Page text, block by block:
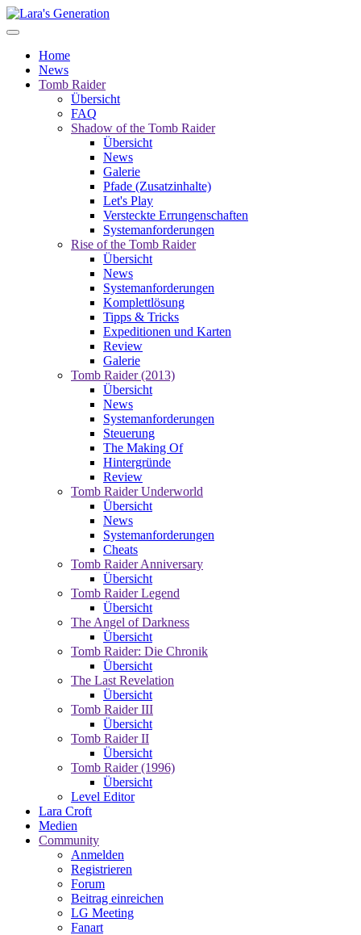
Home
News
Tomb Raider
Übersicht
FAQ
Shadow of the Tomb Raider
Übersicht
News
Galerie
Pfade (Zusatzinhalte)
Let's Play
Versteckte Errungenschaften
Systemanforderungen
Rise of the Tomb Raider
Übersicht
News
Systemanforderungen
Komplettlösung
Tipps & Tricks
Expeditionen und Karten
Review
Galerie
Tomb Raider (2013)
Übersicht
News
Systemanforderungen
Steuerung
The Making Of
Hintergründe
Review
Tomb Raider Underworld
Übersicht
News
Systemanforderungen
Cheats
Tomb Raider Anniversary
Übersicht
Tomb Raider Legend
Übersicht
The Angel of Darkness
Übersicht
Tomb Raider: Die Chronik
Übersicht
The Last Revelation
Übersicht
Tomb Raider III
Übersicht
Tomb Raider II
Übersicht
Tomb Raider (1996)
Übersicht
Level Editor
Lara Croft
Medien
Community
Anmelden
Registrieren
Forum
Beitrag einreichen
LG Meeting
Fanart